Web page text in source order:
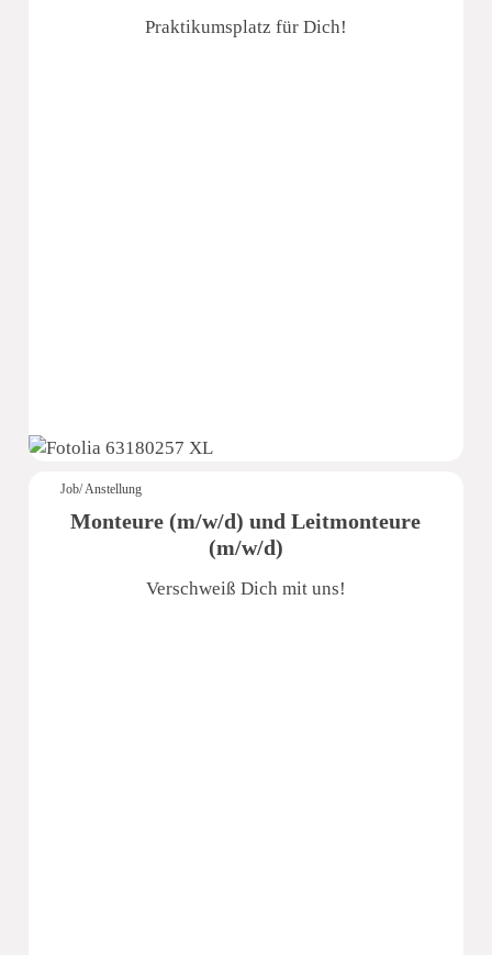
Praktikumsplatz für Dich!
Job/ Anstellung
Monteure (m/w/d) und Leitmonteure
(m/w/d)
Verschweiß Dich mit uns!